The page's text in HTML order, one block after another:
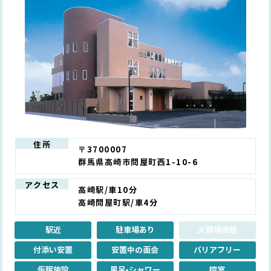
住所
〒3700007
群馬県高崎市問屋町西1-10-6
アクセス
高崎駅/車10分
高崎問屋町駅/車4分
駅近 駐車場あり
火葬場併設
付添い安置
安置中の面会
バリアフリー